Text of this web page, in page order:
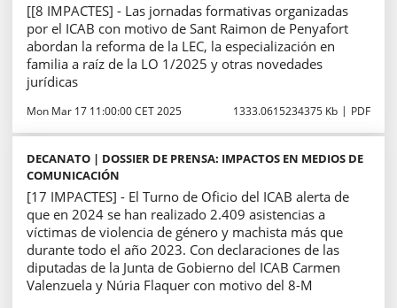
[[8 IMPACTES] - Las jornadas formativas organizadas
por el ICAB con motivo de Sant Raimon de Penyafort
abordan la reforma de la LEC, la especialización en
familia a raíz de la LO 1/2025 y otras novedades
jurídicas
Mon Mar 17 11:00:00 CET 2025 1333.0615234375 Kb PDF
DECANATO | DOSSIER DE PRENSA: IMPACTOS EN MEDIOS DE
COMUNICACIÓN
[17 IMPACTES] - El Turno de Oficio del ICAB alerta de
que en 2024 se han realizado 2.409 asistencias a
víctimas de violencia de género y machista más que
durante todo el año 2023. Con declaraciones de las
diputadas de la Junta de Gobierno del ICAB Carmen
Valenzuela y Núria Flaquer con motivo del 8-M